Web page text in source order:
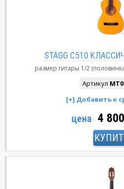
STAGG C510
размер гитары 1/2
Артикул
цена 4